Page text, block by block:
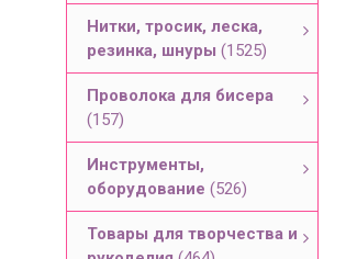
Нитки, тросик, леска,
резинка, шнуры (1525)
Проволока для бисера
(157)
Инструменты,
оборудование (526)
Товары для творчества и